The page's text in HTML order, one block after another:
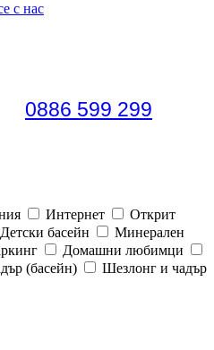
с нас
0886 599 299
Интернет
Открит
Детски басейн
Минерален
Домашни любимци
(басейн)
Шезлонг и чадър